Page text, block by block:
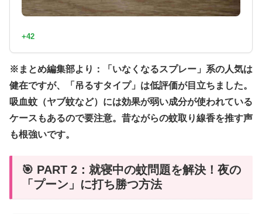
+42
※まとめ編集部より：「いなくなるスプレー」系の人気は
健在ですが、「吊るすタイプ」は低評価が目立ちました。
吸血蚊（ヤブ蚊など）には効果が弱い成分が使われている
ケースもあるので要注意。昔ながらの蚊取り線香を推す声
も根強いです。
🎯 PART 2：就寝中の蚊問題を解決！夜の
「プーン」に打ち勝つ方法